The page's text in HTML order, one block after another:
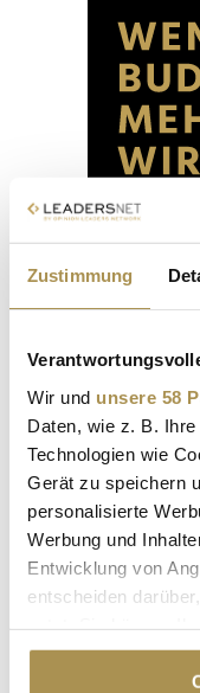
Zustimmung
Wir und unsere 58
Daten, wie z. B.
Technologien wie
Gerät zu speichern
personalisierte
Werbung und
Entwicklung von
entscheiden
Cookie-Erklärung
Trigger Symbol